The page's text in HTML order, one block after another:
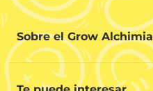
Sobre el Grow Alchimia
Sobre el Grow Alchimia
Situación y Contacto